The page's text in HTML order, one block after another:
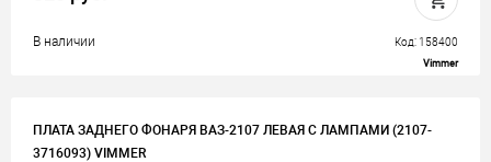
В наличии Код: 158400
Vimmer
ПЛАТА ЗАДНЕГО ФОНАРЯ ВАЗ-2107 ЛЕВАЯ С ЛАМПАМИ (2107-
3716093) VIMMER